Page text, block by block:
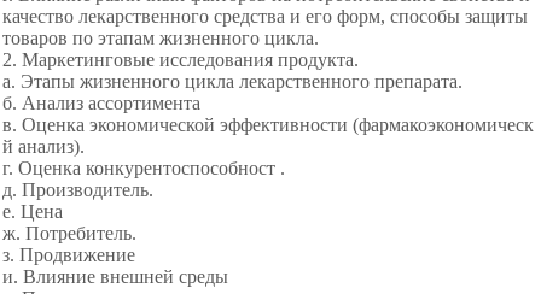
качество лекарственного средства и его форм, способы защиты
товаров по этапам жизненного цикла.
2. Маркетинговые исследования продукта.
а. Этапы жизненного цикла лекарственного препарата.
б. Анализ ассортимента
в. Оценка экономической эффективности (фармакоэкономическ
й анализ).
г. Оценка конкурентоспособност .
д. Производитель.
е. Цена
ж. Потребитель.
з. Продвижение
и. Влияние внешней среды